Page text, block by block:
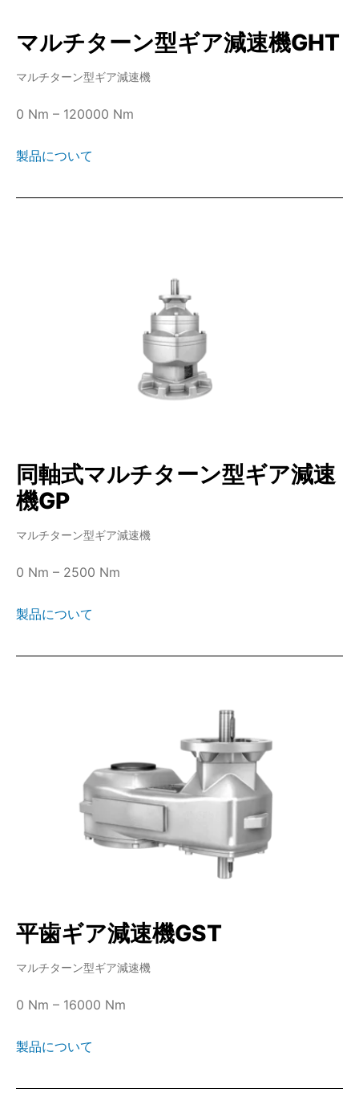
マルチターン型ギア減速機GHT
マルチターン型ギア減速機
0 Nm – 120000 Nm
製品について
同軸式マルチターン型ギア減速
機GP
マルチターン型ギア減速機
0 Nm – 2500 Nm
製品について
平歯ギア減速機GST
マルチターン型ギア減速機
0 Nm – 16000 Nm
製品について